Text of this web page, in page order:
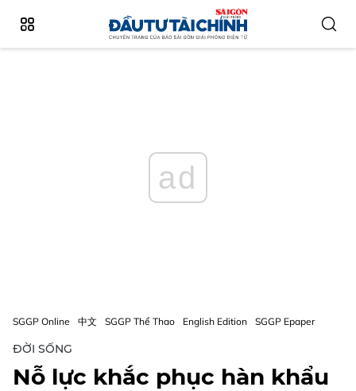
ad
SGGP Online 中文 SGGP Thể Thao English Edition SGGP Epaper
ĐỜI SỐNG
Nỗ lực khắc phục hàn khẩu